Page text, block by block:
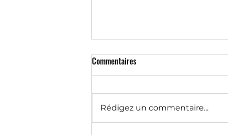
Commentaires
Rédigez un commentaire...